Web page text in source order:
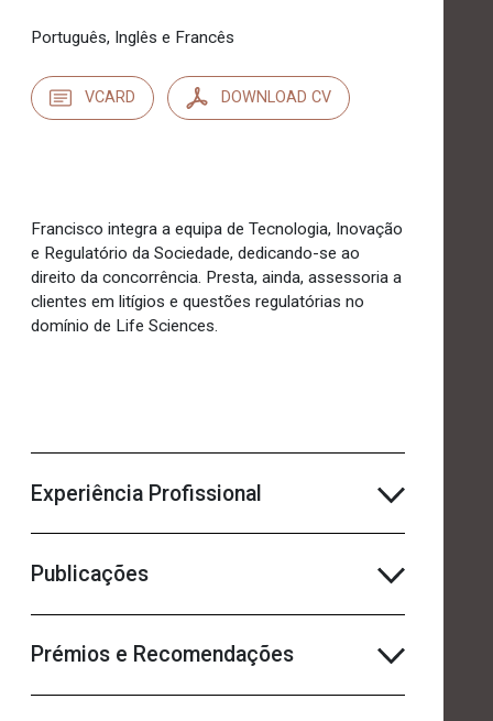
Português, Inglês e Francês
VCARD DOWNLOAD CV
Francisco integra a equipa de Tecnologia, Inovação
e Regulatório da Sociedade, dedicando-se ao
direito da concorrência. Presta, ainda, assessoria a
clientes em litígios e questões regulatórias no
domínio de Life Sciences.
Experiência Profissional
Publicações
Prémios e Recomendações